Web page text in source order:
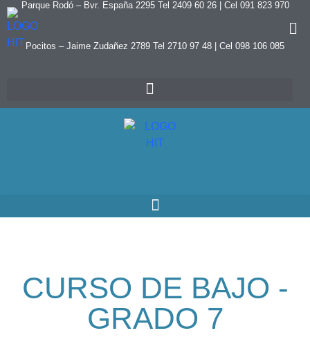
Parque Rodó – Bvr. España 2295 Tel 2409 60 26 | Cel 091 823 970
Pocitos – Jaime Zudañez 2789 Tel 2710 97 48 Cel 098 106 085
CURSO DE BAJO -
GRADO 7